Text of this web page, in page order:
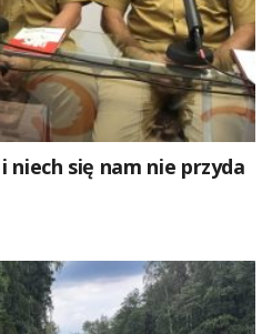
niech się nam nie przyda